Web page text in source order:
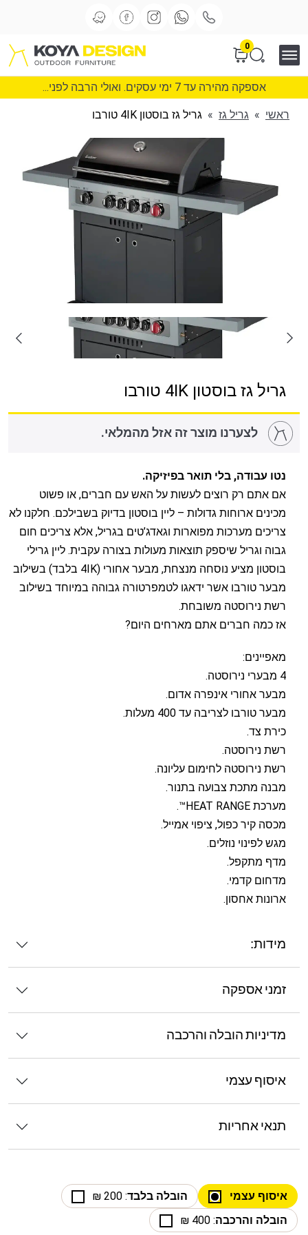
0
אספקה מהירה עד 7 ימי עסקים. ואולי הרבה לפני...
ראשי » גריל גז » גריל גז בוסטון 4IK טורבו
גריל גז בוסטון 4IK טורבו
לצערנו מוצר זה אזל מהמלאי.
נטו עבודה, בלי תואר בפיזיקה.
אם אתם רק רוצים לעשות על האש עם חברים, או פשוט
מכינים ארוחות גדולות – ליין בוסטון בדיוק בשבילכם. חלקנו לא
צריכים מערכות מפוארות וגאדג’טים בגריל, אלא צריכים חום
גבוה וגריל שיספק תוצאות מעולות בצורה עקבית. ליין גרילי
בוסטון מציע נוסחה מנצחת, מבער אחורי (4IK בלבד) בשילוב
מבער טורבו אשר ידאגו לטמפרטורה גבוהה במיוחד בשילוב
רשת נירוסטה משובחת.
אז כמה חברים אתם מארחים היום?
מאפיינים:
4 מבערי נירוסטה.
מבער אחורי אינפרה אדום.
מבער טורבו לצריבה עד 400 מעלות.
כירת צד.
רשת נירוסטה.
רשת נירוסטה לחימום עליונה.
מבנה מתכת צבועה בתנור.
מערכת HEAT RANGE™.
מכסה קיר כפול, ציפוי אמייל.
מגש לפינוי נוזלים.
מדף מתקפל.
מדחום קדמי.
ארונות אחסון.
מידות:
זמני אספקה
מדיניות הובלה והרכבה
איסוף עצמי
תנאי אחריות
איסוף עצמי הובלה בלבד: 200 ₪
הובלה והרכבה: 400 ₪